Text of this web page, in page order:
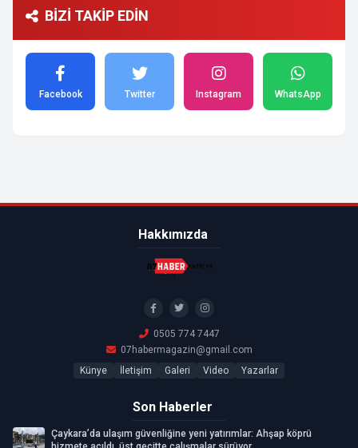
BİZİ TAKİP EDİN
Facebook Twitter Instagram WhatsApp
Hakkımızda
0505 774 7447
07habermagazin@gmail.com
Künye
İletişim Galeri Video Yazarlar
Son Haberler
Çaykara’da ulaşım güvenliğine yeni yatırımlar: Ahşap köprü